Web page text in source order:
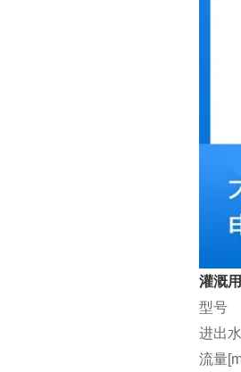
灌溉
型号
进出
流量